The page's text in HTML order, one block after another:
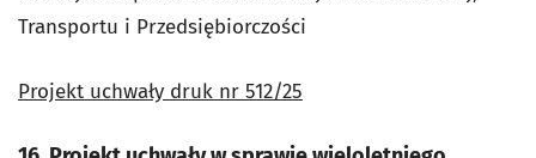
Transportu i Przedsiębiorczości
Projekt uchwały druk nr 512/25